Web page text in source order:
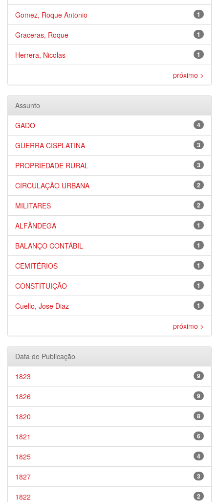
1
Gomez, Roque Antonio
1
Graceras, Roque
1
Herrera, Nicolas
próximo >
Assunto
4
GADO
3
GUERRA CISPLATINA
3
PROPRIEDADE RURAL
2
CIRCULAÇÃO URBANA
2
MILITARES
1
ALFÂNDEGA
1
BALANÇO CONTÁBIL
1
CEMITÉRIOS
1
CONSTITUIÇÃO
1
Cuello, Jose Diaz
próximo >
Data de Publicação
9
1823
9
1826
8
1820
6
1821
4
1825
3
1827
2
1822